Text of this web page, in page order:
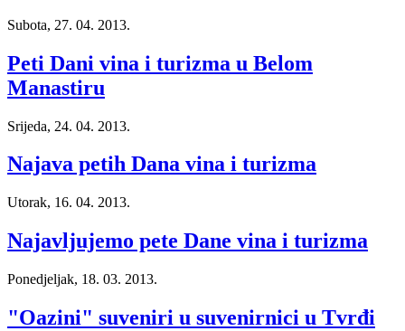
Subota, 27. 04. 2013.
Peti Dani vina i turizma u Belom
Manastiru
Srijeda, 24. 04. 2013.
Najava petih Dana vina i turizma
Utorak, 16. 04. 2013.
Najavljujemo pete Dane vina i turizma
Ponedjeljak, 18. 03. 2013.
"Oazini" suveniri u suvenirnici u Tvrđi